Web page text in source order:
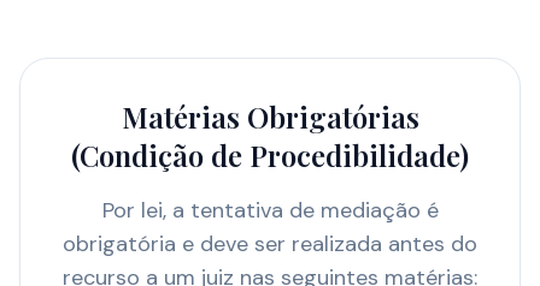
Matérias Obrigatórias
(Condição de Procedibilidade)
Por lei, a tentativa de mediação é
obrigatória e deve ser realizada antes do
recurso a um juiz nas seguintes matérias: